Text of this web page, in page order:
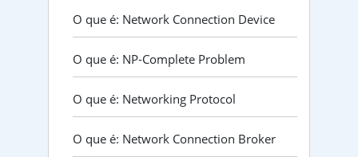
O que é: Network Connection Device
O que é: NP-Complete Problem
O que é: Networking Protocol
O que é: Network Connection Broker